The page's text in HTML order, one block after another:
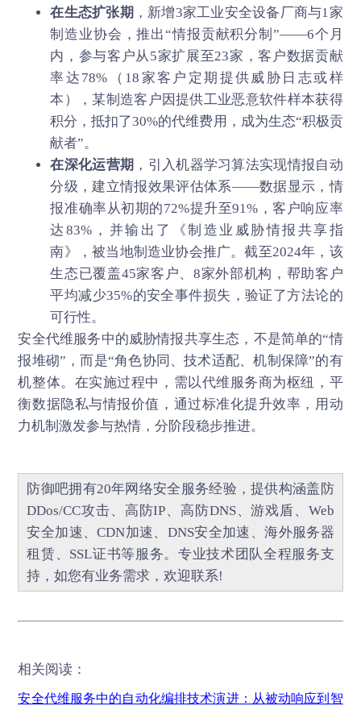
在生态扩张期 ，新增3家工业安全设备厂商与1家
制造业协会，推出“情报贡献积分制”——6个月
内，参与客户从5家扩展至23家，客户数据贡献
率达78%（18家客户定期提供威胁日志或样
本），某制造客户因提供工业恶意软件样本获得
积分，抵扣了30%的代维费用，成为生态“积极贡
献者”。
在深化运营期 ，引入机器学习算法实现情报自动
分级，建立情报效果评估体系——数据显示，情
报准确率从初期的72%提升至91%，客户响应率
达83%，并输出了《制造业威胁情报共享指
南》，被当地制造业协会推广。截至2024年，该
生态已覆盖45家客户、8家外部机构，帮助客户
平均减少35%的安全事件损失，验证了方法论的
可行性。
安全代维服务中的威胁情报共享生态，不是简单的“情
报堆砌”，而是“角色协同、技术适配、机制保障”的有
机整体。在实施过程中，需以代维服务商为枢纽，平
衡数据隐私与情报价值，通过标准化提升效率，用动
力机制激发参与热情，分阶段稳步推进。
防御吧拥有20年网络安全服务经验，提供构涵盖 防
DDos/CC攻击、 高防IP、 高防DNS、游戏盾、 Web
安全加速、CDN加速、 DNS安全加速 、海外服务器
租赁、 SSL证书等服务。专业技术团队全程服务支
持，如您有业务需求，欢迎联系!
相关阅读：
安全代维服务中的自动化编排技术演进：从被动响应到智